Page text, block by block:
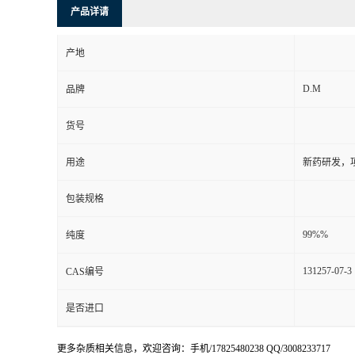
产品详请
产地
品牌 D.M
货号
用途 新药研发，
包装规格
纯度 99%%
CAS编号 131257-07-3
是否进口
更多杂质相关信息，欢迎咨询：手机/17825480238 QQ/3008233717